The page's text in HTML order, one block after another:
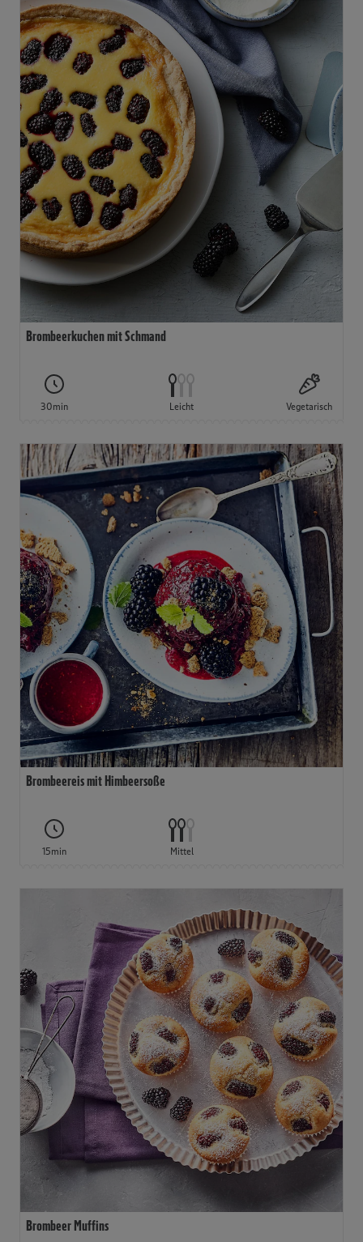
Brombeerkuchen mit Schmand
30min Leicht Vegetarisch
Brombeereis mit Himbeersoße
15min Mittel
Brombeer Muffins